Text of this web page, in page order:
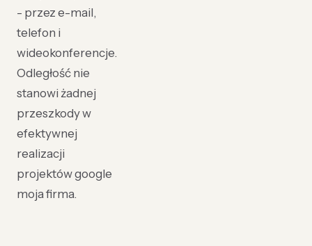
- przez e-mail,
telefon i
wideokonferencje.
Odległość nie
stanowi żadnej
przeszkody w
efektywnej
realizacji
projektów google
moja firma.